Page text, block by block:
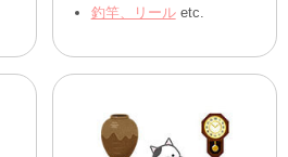
釣竿、リールetc.